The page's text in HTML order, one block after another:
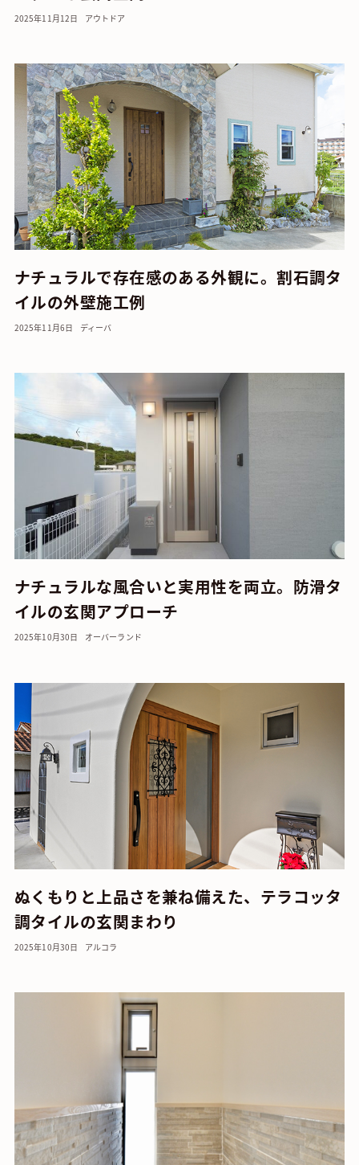
2025年11月12日 アウトドア
ナチュラルで存在感のある外観に。割石調タ
イルの外壁施工例
2025年11月6日 ディーバ
ナチュラルな風合いと実用性を両立。防滑タ
イルの玄関アプローチ
2025年10月30日 オーバーランド
ぬくもりと上品さを兼ね備えた、テラコッタ
調タイルの玄関まわり
2025年10月30日 アルコラ